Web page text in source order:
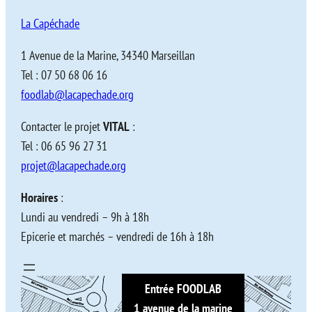
La Capéchade
1 Avenue de la Marine, 34340 Marseillan
Tel : 07 50 68 06 16
foodlab@lacapechade.org
Contacter le projetVITAL :
Tel : 06 65 96 27 31
projet@lacapechade.org
Horaires :
Lundi au vendredi – 9h à 18h
Epicerie et marchés – vendredi de 16h à 18h
Entrée FOODLAB
1 avenue de la marine